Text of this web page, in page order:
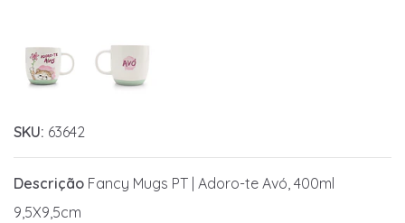
SKU: 63642
Descrição Fancy Mugs PT | Adoro-te Avó, 400ml
9,5X9,5cm